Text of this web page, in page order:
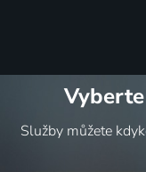
Služby můžete